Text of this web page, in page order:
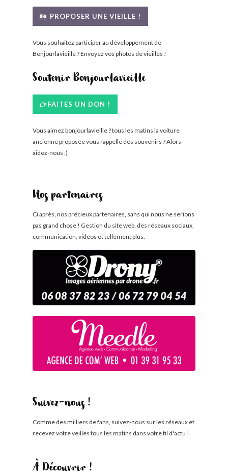
PROPOSER UNE VIEILLE !
Vous souhaitez participer au développement de
Bonjourlavieille ? Envoyez vos photos de vieilles !
Soutenir Bonjourlavieille
FAITES UN DON !
Vous aimez bonjourlavieille ? tous les matins la voiture
ancienne proposée vous rappelle des souvenirs ? Alors
aidez-nous ;)
Nos partenaires
Ci après, nos précieux partenaires, sans qui nous ne serions
pas grand chose ! Gestion du site web, des réseaux sociaux,
communication, vidéos et tellement plus.
Suivez-nous !
Comme des milliers de fans, suivez-nous sur les réseaux et
recevez votre veilles tous les matins dans votre fil d'actu !
À Découvrir !